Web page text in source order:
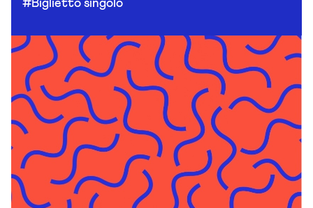
#Biglietto singolo